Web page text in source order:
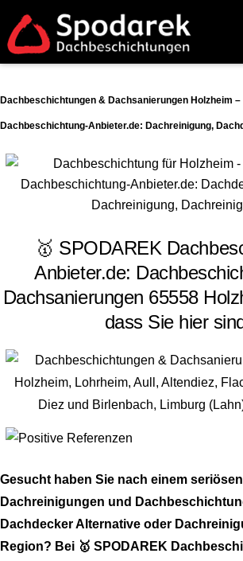
Dachbeschichtungen & Dachsanierungen Holzheim –
Dachbeschichtung-Anbieter.de: Dachreinigung,
🥇 SPODAREK
Anbieter.de:
Dachsanierungen 65558
dass Sie hier
Gesucht haben Sie nach einem
Dachreinigungen und
Dachdecker Alternative oder
Region? Bei 🥇 SPODAREK